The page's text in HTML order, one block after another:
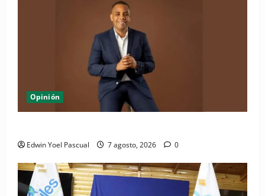
Opinión
Edwin Yoel Pascual 7 agosto, 2026 0